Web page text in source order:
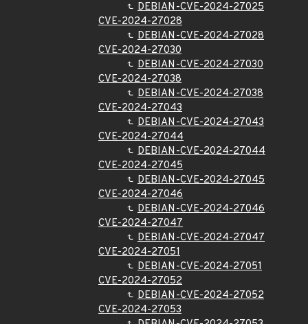
DEBIAN-CVE-2024-27025
CVE-2024-27028
DEBIAN-CVE-2024-27028
CVE-2024-27030
DEBIAN-CVE-2024-27030
CVE-2024-27038
DEBIAN-CVE-2024-27038
CVE-2024-27043
DEBIAN-CVE-2024-27043
CVE-2024-27044
DEBIAN-CVE-2024-27044
CVE-2024-27045
DEBIAN-CVE-2024-27045
CVE-2024-27046
DEBIAN-CVE-2024-27046
CVE-2024-27047
DEBIAN-CVE-2024-27047
CVE-2024-27051
DEBIAN-CVE-2024-27051
CVE-2024-27052
DEBIAN-CVE-2024-27052
CVE-2024-27053